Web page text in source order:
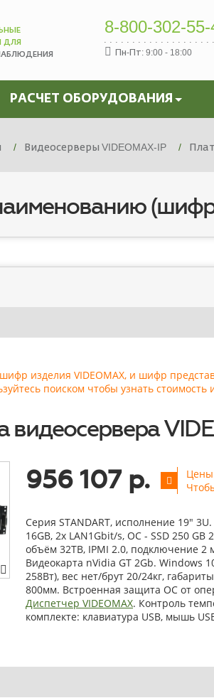
ДЛЯ
8-800-302-55-
Пн-Пт: 9:00 - 18:00
РАСЧЕТ ОБОРУДОВАНИЯ
Видеосерверы VIDEOMAX-IP
шифр изделия VIDEOMAX, и шифр
поиском чтобы узнать
видеосервера
956 107 р.
Цены
Серия STANDART, исполнение 19"
16GB, 2x LAN1Gbit/s, OС - SSD 250
объём 32TB, IPMI 2.0, подключение 2
Видеокарта nVidia GT 2Gb. Windows
258Вт), вес нет/брут 20/24кг,
800мм. Встроенная защита ОС от
Диспетчер VIDEOMAX. Контроль
комплекте: клавиатура USB, мышь